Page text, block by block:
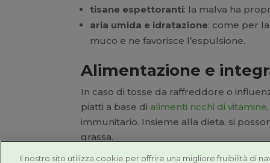
tisane espettoranti: la malva ha
aria umida e idratazione: come per
muco e ne favorisce l’espulsione.
Alimentazione e
In caso di tosse da raffreddore o
piatti a base di alimenti ricchi di vitamine
immunitario. Insieme alla dieta, si
grassa.
Il nostro sito utilizza cookie per offrire una migliore fruibilità di